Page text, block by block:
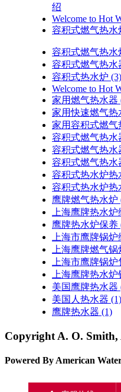
绍
Welcome to Hot
容积式燃气热水
容积式燃气热水
容积式燃气热水
容积式热水炉 (3)
Welcome to Hot
家用燃气热水器
家用快速燃气热
家用容积式燃气
容积式燃气热水
容积式燃气热水
容积式燃气热水
容积式热水炉热
容积式热水炉热
鹰牌燃气热水炉
上海鹰牌热水炉
鹰牌热水炉保养
上海市鹰牌锅炉
上海鹰牌燃气
上海市鹰牌锅
上海鹰牌热水炉
美国鹰牌热水器
美国人热水器 (1)
鹰牌热水器 (1)
Copyright A. O. Smith,
Powered By American